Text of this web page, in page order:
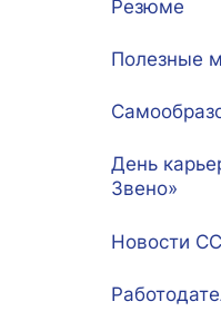
Часто
Новости /
Журналы
Журнал
Электронный
BRICS Journal
Резюме
Полезные
День
Звено»
Новости